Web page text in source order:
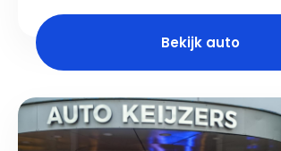
Bekijk auto